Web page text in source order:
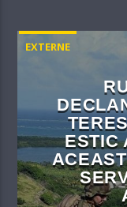
EXTERNE
ESTIC